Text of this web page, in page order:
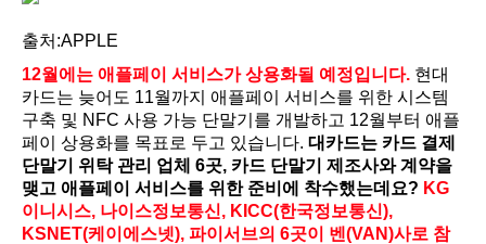
출처:APPLE
12월에는 애플페이 서비스가 상용화될 예정입니다. 현대
카드는 늦어도 11월까지 애플페이 서비스를 위한 시스템
구축 및 NFC 사용 가능 단말기를 개발하고 12월부터 애플
페이 상용화를 목표로 두고 있습니다. 대카드는 카드 결제
단말기 위탁 관리 업체 6곳, 카드 단말기 제조사와 계약을
맺고 애플페이 서비스를 위한 준비에 착수했는데요? KG
이니시스, 나이스정보통신, KICC(한국정보통신),
KSNET(케이에스넷), 파이서브의 6곳이 벤(VAN)사로 참